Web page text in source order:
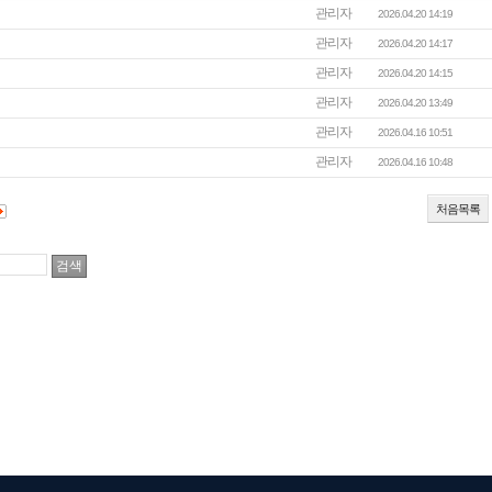
관리자 2026.04.20 14:19
관리자 2026.04.20 14:17
관리자 2026.04.20 14:15
관리자 2026.04.20 13:49
관리자 2026.04.16 10:51
관리자 2026.04.16 10:48
처음목록